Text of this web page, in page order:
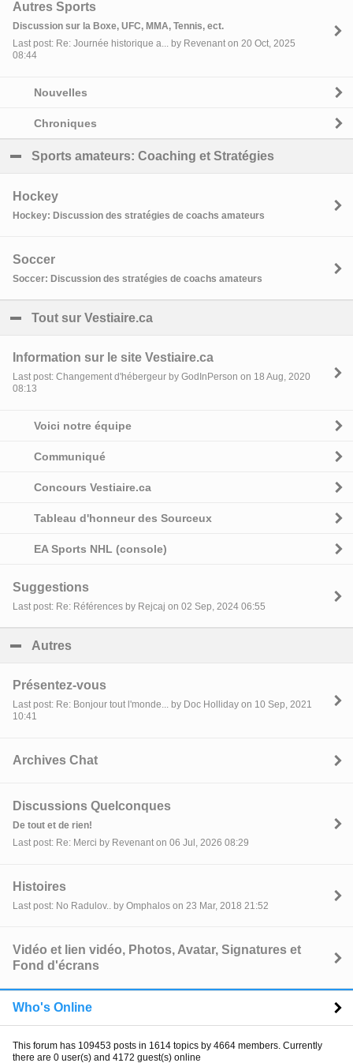
Autres Sports
Discussion sur la Boxe, UFC, MMA, Tennis, ect.
Last post: Re: Journée historique a... by Revenant on 20 Oct, 2025
08:44
Nouvelles
Chroniques
Sports amateurs: Coaching et Stratégies
Hockey
Hockey: Discussion des stratégies de coachs amateurs
Soccer
Soccer: Discussion des stratégies de coachs amateurs
Tout sur Vestiaire.ca
Information sur le site Vestiaire.ca
Last post: Changement d'hébergeur by GodInPerson on 18 Aug, 2020
08:13
Voici notre équipe
Communiqué
Concours Vestiaire.ca
Tableau d'honneur des Sourceux
EA Sports NHL (console)
Suggestions
Last post: Re: Références by Rejcaj on 02 Sep, 2024 06:55
Autres
Présentez-vous
Last post: Re: Bonjour tout l'monde... by Doc Holliday on 10 Sep, 2021
10:41
Archives Chat
Discussions Quelconques
De tout et de rien!
Last post: Re: Merci by Revenant on 06 Jul, 2026 08:29
Histoires
Last post: No Radulov.. by Omphalos on 23 Mar, 2018 21:52
Vidéo et lien vidéo, Photos, Avatar, Signatures et
Fond d'écrans
Who's Online
This forum has 109453 posts in 1614 topics by 4664 members. Currently
there are 0 user(s) and 4172 guest(s) online